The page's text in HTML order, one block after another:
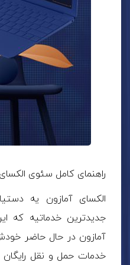
راهنمای کامل سئوی
الکسای آمازون یه
جدیدترین خدماتیه که
آمازون در حال حاضر
خدمات حمل و نقل رایگان